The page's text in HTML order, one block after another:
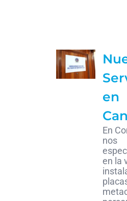
en
En
nos
en la